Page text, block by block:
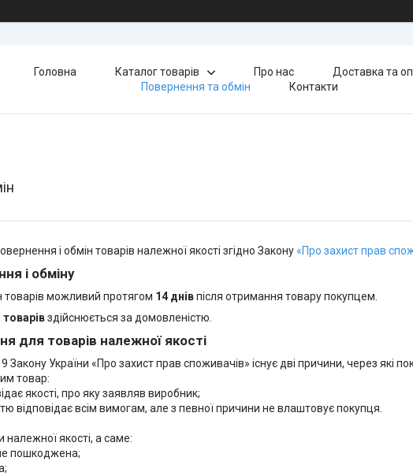
Головна Каталог товарів Про нас
Доставка та
Повернення та обмін
Контакти
і обмін товарів належної якості згідно Закону«Про захист прав
і обміну
товарів можливий протягом 14 днівпісля отримання товару покупцем.
здійснюється за домовленістю.
для товарів належної якості
9 Закону України «Про захист прав споживачів» існує дві причини, через які
товар:
якості, про яку заявляв виробник;
відповідає всім вимогам, але з певної причини не влаштовує покупця.
якості, а саме:
пошкоджена;